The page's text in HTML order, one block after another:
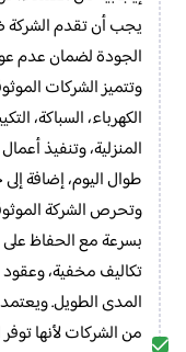
يجب أن تقدم الشركة
الجودة لضمان عدم
وتتميز الشركات
الكهرباء، السباكة،
المنزلية، وتنفيذ
طوال اليوم، إضافة
وتحرص الشركة
بسرعة مع الحفاظ
تكاليف مخفية،
المدى الطويل.
من الشركات لأنها